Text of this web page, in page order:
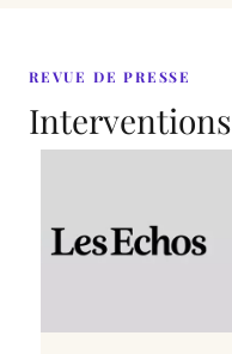
REVUE DE PRESSE
Interventions